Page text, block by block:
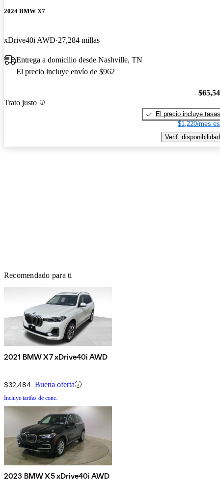
2024 BMW X7
xDrive40i AWD 27,284 millas
Entrega a domicilio desde Nashville, TN
El precio incluye envío de $962
Trato justo
El precio incluye tasas
$1,220/mes
Verif. disponibilidad
Recomendado para ti
2021 BMW X7 xDrive40i AWD
$32,484 Buena oferta
Incluye tarifas de conc.
2023 BMW X5 xDrive40i AWD